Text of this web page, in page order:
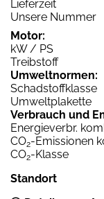
Lieferzeit
Unsere Nummer
Motor:
kW / PS
Treibstoff
Umweltnormen:
Schadstoffklasse
Umweltplakette
Verbrauch und
Energieverbr.
CO2-Emissionen
CO2-Klasse
Standort